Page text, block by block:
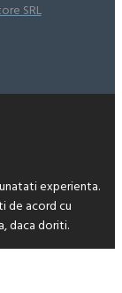
SRL
experienta.
de acord cu
daca doriti.